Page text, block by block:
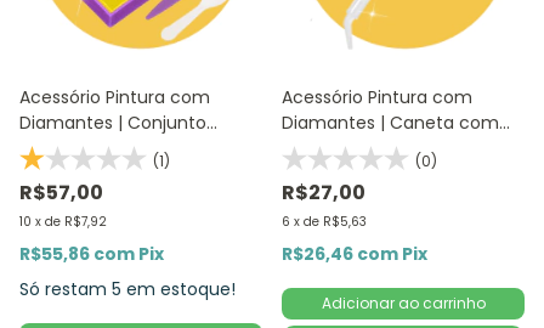
Acessório Pintura com
Diamantes | Conjunto
Bandejas 9 itens | Diamond
Painting 5D DIY
(1)
R$57,00
10 x de R$7,92
R$55,86 com Pix
Só restam 5 em estoque!
Acessório Pintura com
Diamantes | Caneta com
Bico - Apoio AZUL | Diamond
Painting 5D DIY
(0)
R$27,00
6 x de R$5,63
R$26,46 com Pix